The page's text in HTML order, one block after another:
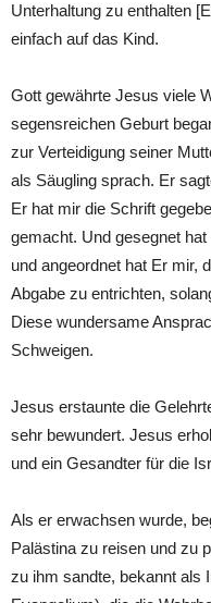
Unterhaltung zu enthalten
einfach auf das Kind.
Gott gewährte Jesus viele
segensreichen Geburt
zur Verteidigung seiner
als Säugling sprach. Er
Er hat mir die Schrift
gemacht. Und gesegnet
und angeordnet hat Er mir,
Abgabe zu entrichten,
Diese wundersame
Schweigen.
Jesus erstaunte die
sehr bewundert. Jesus
und ein Gesandter für die
Als er erwachsen wurde,
Palästina zu reisen und zu
zu ihm sandte, bekannt als